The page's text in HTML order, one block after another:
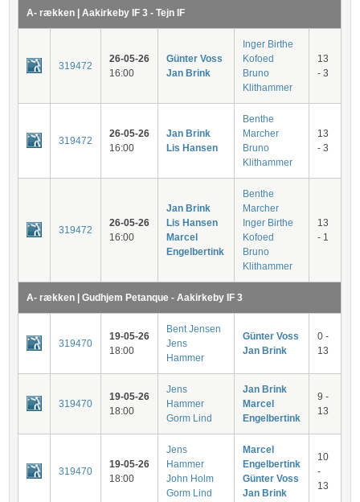
A- rækken | Aakirkeby IF 3 - Tejn IF
319472
26-05-26
16:00
Günter Voss
Jan Brink
Inger Birthe
Kofoed
Bruno
Klithammer
13
- 3
319472
26-05-26
16:00
Jan Brink
Lis Hansen
Benthe
Marcher
Bruno
Klithammer
13
- 3
319472
26-05-26
16:00
Jan Brink
Lis Hansen
Marcel
Engelbertink
Benthe
Marcher
Inger Birthe
Kofoed
Bruno
Klithammer
13
- 1
A- rækken | Gudhjem Petanque - Aakirkeby IF 3
319470
19-05-26
18:00
Bent Jensen
Jens
Hammer
Günter Voss
Jan Brink
0 -
13
319470
19-05-26
18:00
Jens
Hammer
Gorm Lind
Jan Brink
Marcel
Engelbertink
9 -
13
319470
19-05-26
18:00
Jens
Hammer
John Holm
Gorm Lind
Marcel
Engelbertink
Günter Voss
Jan Brink
10
-
13